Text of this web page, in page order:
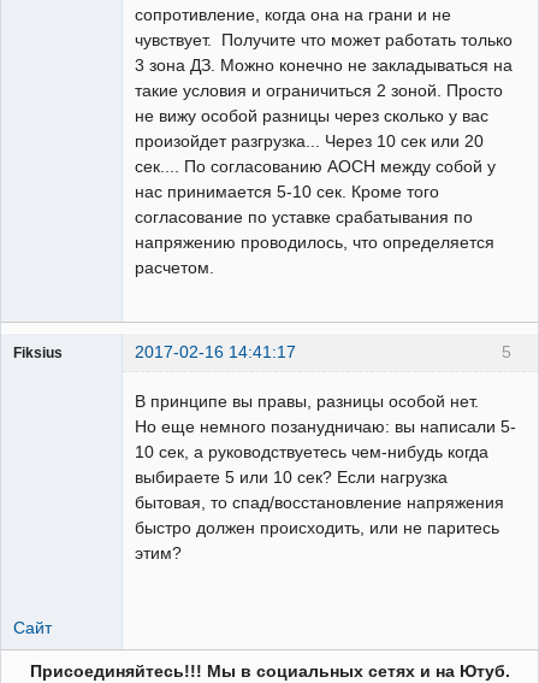
сопротивление, когда она на грани и не
чувствует. Получите что может работать только
3 зона ДЗ. Можно конечно не закладываться на
такие условия и ограничиться 2 зоной. Просто
не вижу особой разницы через сколько у вас
произойдет разгрузка... Через 10 сек или 20
сек.... По согласованию АОСН между собой у
нас принимается 5-10 сек. Кроме того
согласование по уставке срабатывания по
напряжению проводилось, что определяется
расчетом.
5
Fiksius 2017-02-16 14:41:17
В принципе вы правы, разницы особой нет.
Но еще немного позанудничаю: вы написали 5-
10 сек, а руководствуетесь чем-нибудь когда
выбираете 5 или 10 сек? Если нагрузка
бытовая, то спад/восстановление напряжения
быстро должен происходить, или не паритесь
этим?
Сайт
Присоединяйтесь!!! Мы в социальных сетях и на Ютуб.